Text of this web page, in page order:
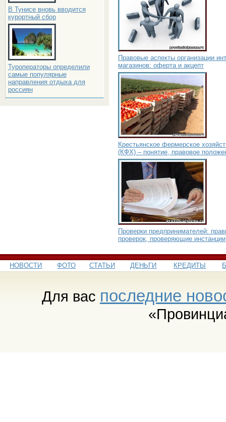
В Тунисе вновь вводится
курортный сбор
Туроператоры определили
самые популярные
направления отдыха для
россиян
Правовые аспекты организации
магазинов: оферта и акцепт
Крестьянское фермерское
(КФХ) – понятие, правовое
Проверки предпринимателей:
проверок, проверяющие инстанции
НОВОСТИ ФОТО СТАТЬИ ДЕНЬГИ КРЕДИТЫ
Для вас последние